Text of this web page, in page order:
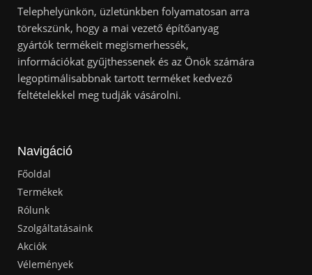
Telephelyünkön, üzletünkben folyamatosan arra
törekszünk, hogy a mai vezető építőanyag
gyártók termékeit megismerhessék,
információkat gyűjthessenek és az Önök számára
legoptimálisabbnak tartott terméket kedvező
feltételekkel meg tudják vásárolni.
Navigáció
Főoldal
Termékek
Rólunk
Szolgáltatásaink
Akciók
Vélemények